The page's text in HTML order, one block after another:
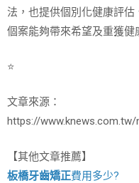
法，也提供個別化健康評
個案能夠帶來希望及重獲健
⭐️
文章來源：
https://www.knews.com.tw/
【其他文章推薦】
板橋牙齒矯正費用多少?